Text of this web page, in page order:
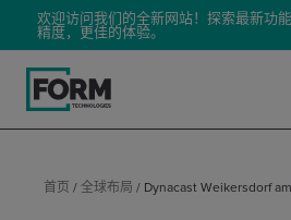
欢迎访问我们的全新网站！探索最新功
精度，更佳的体验。
首页 / 全球布局 / Dynacast Weikersdorf